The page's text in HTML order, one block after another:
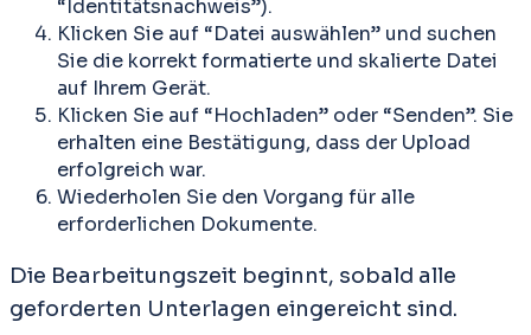
“Identitätsnachweis”).
Klicken Sie auf “Datei auswählen” und suchen
Sie die korrekt formatierte und skalierte Datei
auf Ihrem Gerät.
Klicken Sie auf “Hochladen” oder “Senden”. Sie
erhalten eine Bestätigung, dass der Upload
erfolgreich war.
Wiederholen Sie den Vorgang für alle
erforderlichen Dokumente.
Die Bearbeitungszeit beginnt, sobald alle
geforderten Unterlagen eingereicht sind.